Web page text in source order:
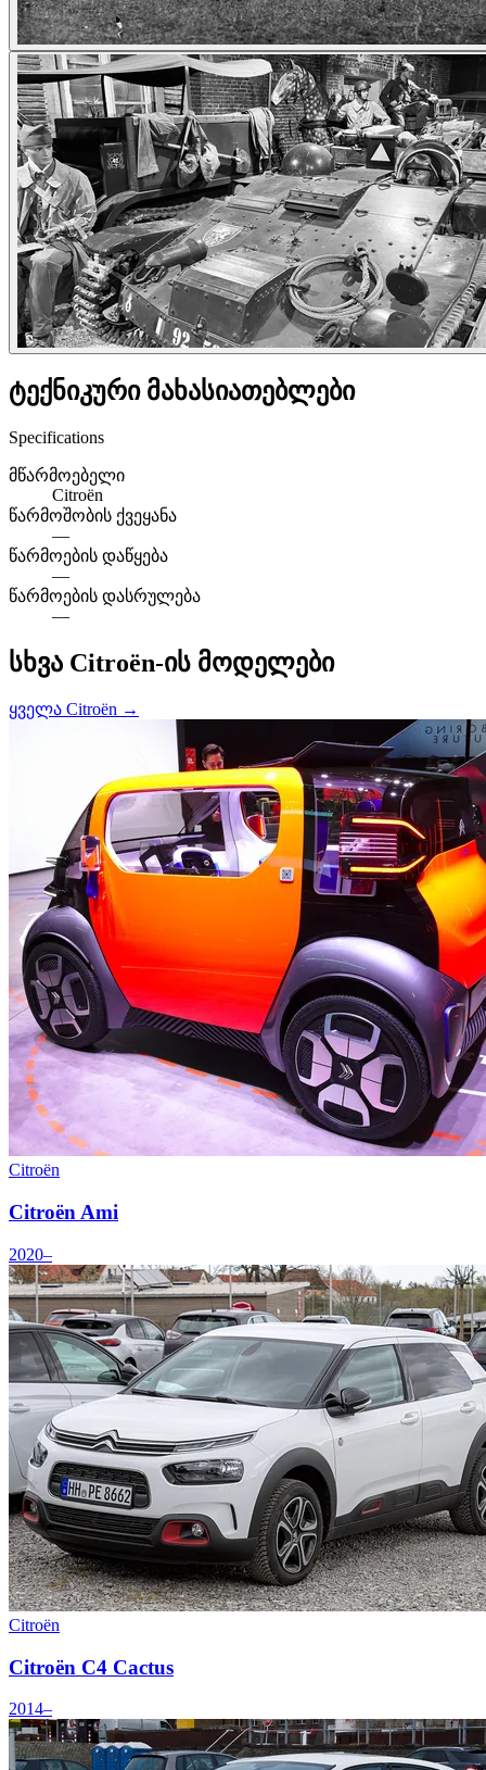
ტექნიკური მახასიათებლები
Specifications
მწარმოებელი
Citroën
წარმოშობის ქვეყანა
—
წარმოების დაწყება
—
წარმოების დასრულება
—
სხვა Citroën-ის მოდელები
ყველა Citroën →
Citroën
Citroën Ami
2020–
Citroën
Citroën C4 Cactus
2014–